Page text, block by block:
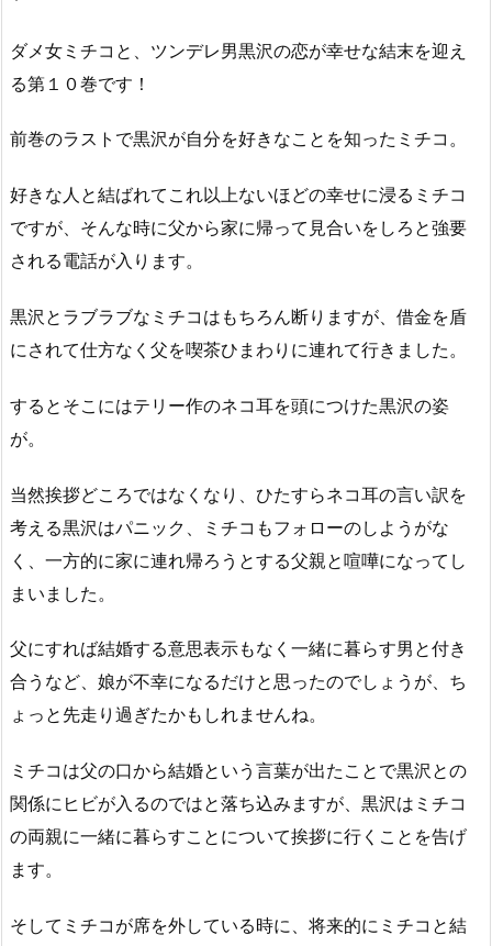
ダメ女ミチコと、ツンデレ男黒沢の恋が幸せな結末を迎え
る第１０巻です！
前巻のラストで黒沢が自分を好きなことを知ったミチコ。
好きな人と結ばれてこれ以上ないほどの幸せに浸るミチコ
ですが、そんな時に父から家に帰って見合いをしろと強要
される電話が入ります。
黒沢とラブラブなミチコはもちろん断りますが、借金を盾
にされて仕方なく父を喫茶ひまわりに連れて行きました。
するとそこにはテリー作のネコ耳を頭につけた黒沢の姿
が。
当然挨拶どころではなくなり、ひたすらネコ耳の言い訳を
考える黒沢はパニック、ミチコもフォローのしようがな
く、一方的に家に連れ帰ろうとする父親と喧嘩になってし
まいました。
父にすれば結婚する意思表示もなく一緒に暮らす男と付き
合うなど、娘が不幸になるだけと思ったのでしょうが、ち
ょっと先走り過ぎたかもしれませんね。
ミチコは父の口から結婚という言葉が出たことで黒沢との
関係にヒビが入るのではと落ち込みますが、黒沢はミチコ
の両親に一緒に暮らすことについて挨拶に行くことを告げ
ます。
そしてミチコが席を外している時に、将来的にミチコと結